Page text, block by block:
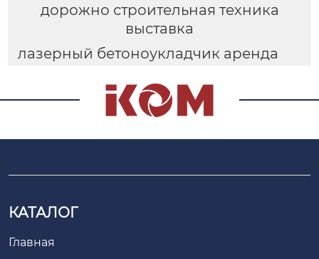
дорожно строительная техника
выставка
лазерный бетоноукладчик аренда
КАТАЛОГ
Главная